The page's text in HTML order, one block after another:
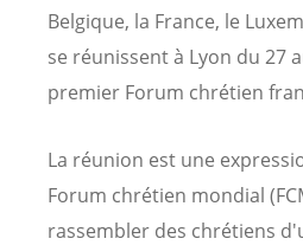
Belgique, la France, le
se réunissent à Lyon du 27
premier Forum chrétien
La réunion est une
Forum chrétien mondial
rassembler des chrétiens